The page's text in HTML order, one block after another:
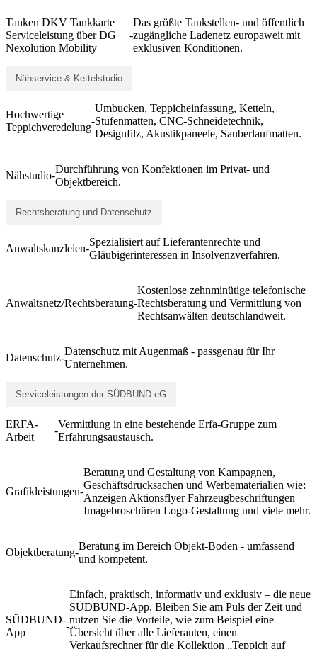
Tanken DKV Tankkarte
Serviceleistung über DG
Nexolution Mobility
-
Das größte Tankstellen- und öffentlich
zugängliche Ladenetz europaweit mit
exklusiven Konditionen.
Nähservice & Kettelstudio
Hochwertige
Teppichveredelung
-
Umbucken, Teppicheinfassung, Ketteln,
Stufenmatten, CNC-Schneidetechnik,
Designfilz, Akustikpaneele, Sauberlaufmatten.
Nähstudio-
Durchführung von Konfektionen im Privat- und
Objektbereich.
Rechtsberatung und Datenschutz
Anwaltskanzleien-
Spezialisiert auf Lieferantenrechte und
Gläubigerinteressen in Insolvenzverfahren.
Anwaltsnetz/Rechtsberatung-
Kostenlose zehnminütige telefonische
Rechtsberatung und Vermittlung von
Rechtsanwälten deutschlandweit.
Datenschutz-
Datenschutz mit Augenmaß - passgenau für Ihr
Unternehmen.
Serviceleistungen der SÜDBUND eG
ERFA-
Arbeit
-
Vermittlung in eine bestehende Erfa-Gruppe zum
Erfahrungsaustausch.
Grafikleistungen-
Beratung und Gestaltung von Kampagnen,
Geschäftsdrucksachen und Werbematerialien wie:
Anzeigen Aktionsflyer Fahrzeugbeschriftungen
Imagebroschüren Logo-Gestaltung und viele mehr.
Objektberatung-
Beratung im Bereich Objekt-Boden - umfassend
und kompetent.
SÜDBUND-
App
-
Einfach, praktisch, informativ und exklusiv – die neue
SÜDBUND-App. Bleiben Sie am Puls der Zeit und
nutzen Sie die Vorteile, wie zum Beispiel eine
Übersicht über alle Lieferanten, einen
Verkaufsrechner für die Kollektion „Teppich auf